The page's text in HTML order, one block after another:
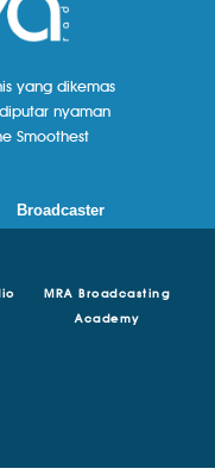
yang dikemas
nyaman
Smoothest
Broadcaster
MRA Broadcasting
Academy